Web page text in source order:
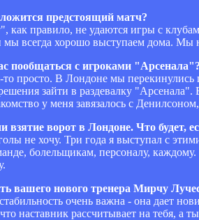
предстоящий матч?
как правило, не удаются игры с
мы всегда хорошо выступаем дома. Мы
пообщаться с игроками
просто. В Лондоне мы перекинулись
зайти в раздевалку "Арсенала".
у меня завязалось с
взятие ворот в Лондоне. Что будет,
не хочу. Три года я выступал с
болельщикам, персоналу, каждому.
вашего нового тренера Мирчу
очень важна - она дает
наставник рассчитывает на тебя, а